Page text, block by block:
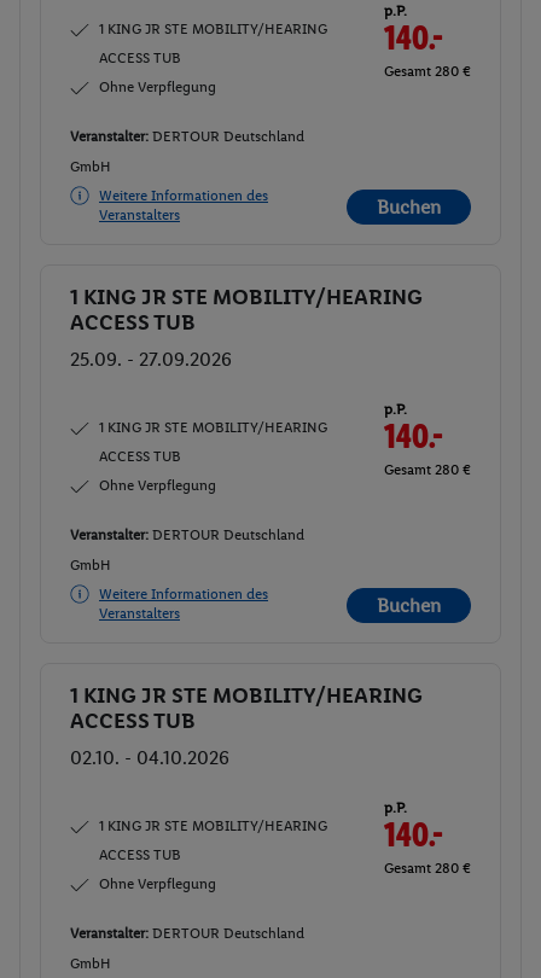
1 KING JR STE MOBILITY/HEARING
ACCESS TUB
Ohne Verpflegung
p.P.
140.-
Gesamt 280 €
Veranstalter: DERTOUR Deutschland
GmbH
Weitere Informationen des
Veranstalters
Buchen
Buchen
1 KING JR STE MOBILITY/HEARING
ACCESS TUB
25.09. - 27.09.2026
1 KING JR STE MOBILITY/HEARING
ACCESS TUB
Ohne Verpflegung
p.P.
140.-
Gesamt 280 €
Veranstalter: DERTOUR Deutschland
GmbH
Weitere Informationen des
Veranstalters
Buchen
Buchen
1 KING JR STE MOBILITY/HEARING
ACCESS TUB
02.10. - 04.10.2026
1 KING JR STE MOBILITY/HEARING
ACCESS TUB
Ohne Verpflegung
p.P.
140.-
Gesamt 280 €
Veranstalter: DERTOUR Deutschland
GmbH